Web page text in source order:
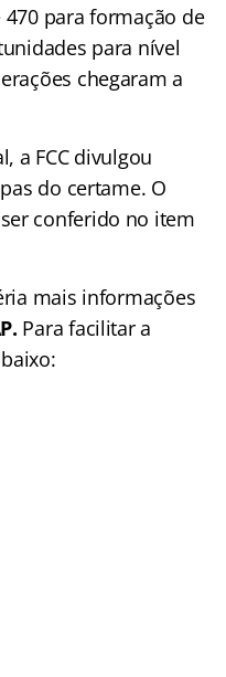
para formação de
para nível
chegaram a
a FCC divulgou
do certame. O
conferido no item
mais informações
Para facilitar a